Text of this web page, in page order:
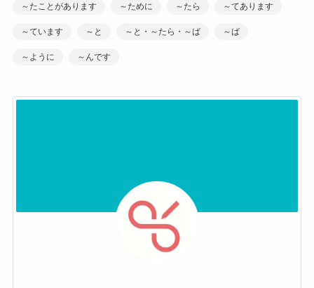
～たことがあります ～ために ～たら ～てあります
～ています ～と ～と・～たら・～ば ～ば
～ように ～んです